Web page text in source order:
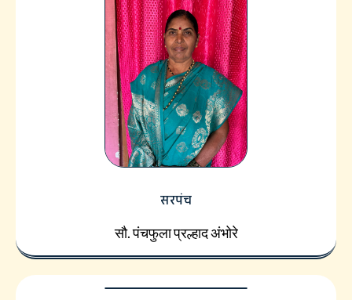
सरपंच
सौ. पंचफुला प्रल्हाद अंभोरे